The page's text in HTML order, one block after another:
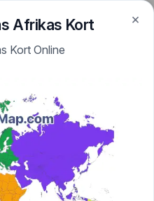
×
Afrikas Kort
Kort Online